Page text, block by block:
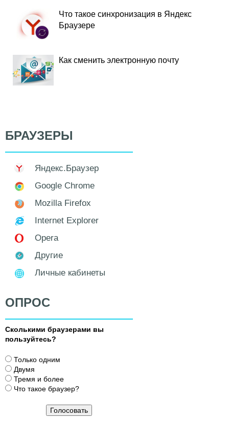
Что такое синхронизация в Яндекс
Браузере
Как сменить электронную почту
БРАУЗЕРЫ
Яндекс.Браузер
Google Chrome
Mozilla Firefox
Internet Explorer
Opera
Другие
Личные кабинеты
ОПРОС
Сколькими браузерами вы
пользуйтесь?
В
а
р
и
Только одним
Двумя
Тремя и более
Что такое браузер?